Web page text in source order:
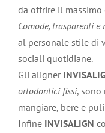
da offrire il massimo
Comode, trasparenti
al personale stile di
sociali quotidiane.
Gli aligner
ortodontici fissi,
mangiare, bere e
Infine INVISALIGN